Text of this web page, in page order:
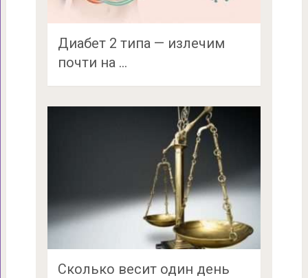
Диабет 2 типа — излечим
почти на …
Сколько весит один день